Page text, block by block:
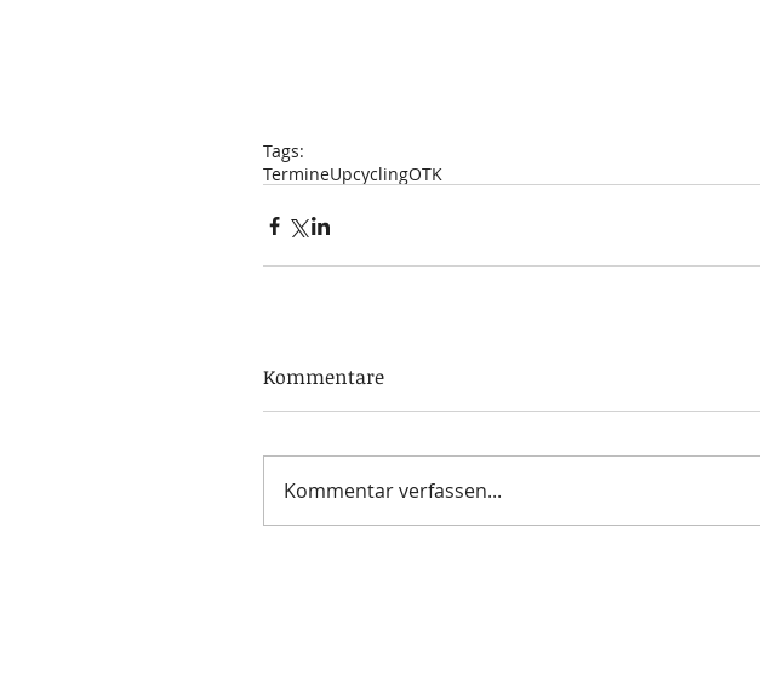
Tags:
TermineUpcyclingOTK
Kommentare
Kommentar verfassen...